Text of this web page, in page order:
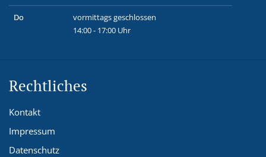
Do
vormittags geschlossen
14:00 - 17:00 Uhr
Rechtliches
Kontakt
Impressum
Datenschutz